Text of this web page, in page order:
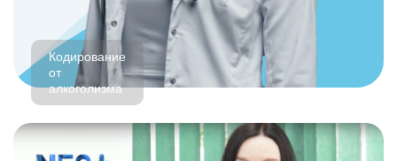
Кодирование
от
алкоголизма